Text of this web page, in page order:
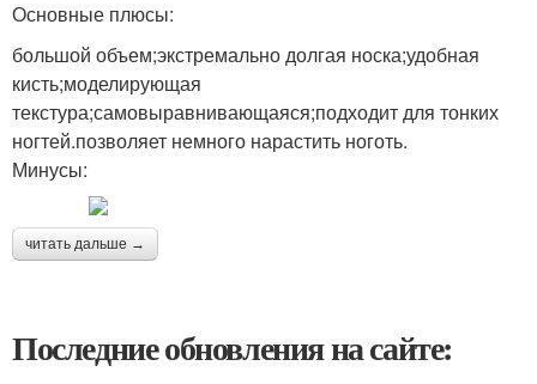
Основные плюсы:
большой объем;экстремально долгая носка;удобная
кисть;моделирующая
текстура;самовыравнивающаяся;подходит для тонких
ногтей.позволяет немного нарастить ноготь.
Минусы:
читать дальше →
Последние обновления на сайте: